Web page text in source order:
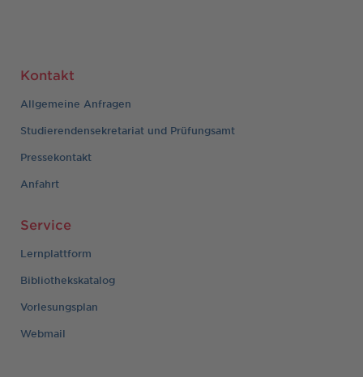
Kontakt
Allgemeine Anfragen
Studierendensekretariat und Prüfungsamt
Pressekontakt
Anfahrt
Service
Lernplattform
Bibliothekskatalog
Vorlesungsplan
Webmail